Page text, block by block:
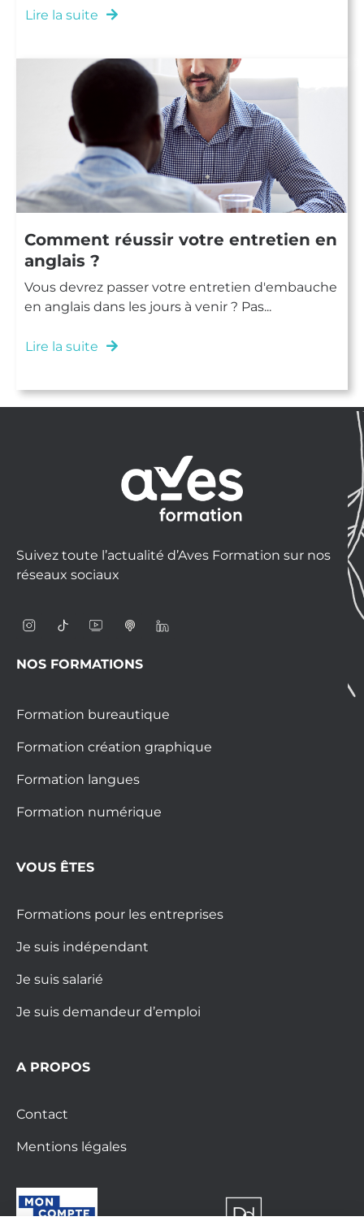
Lire la suite
Comment réussir votre entretien en
anglais ?
Vous devrez passer votre entretien d'embauche
en anglais dans les jours à venir ? Pas...
Lire la suite
Suivez toute l’actualité d’Aves Formation sur nos
réseaux sociaux
NOS FORMATIONS
Formation bureautique
Formation création graphique
Formation langues
Formation numérique
VOUS ÊTES
Formations pour les entreprises
Je suis indépendant
Je suis salarié
Je suis demandeur d’emploi
A PROPOS
Contact
Mentions légales